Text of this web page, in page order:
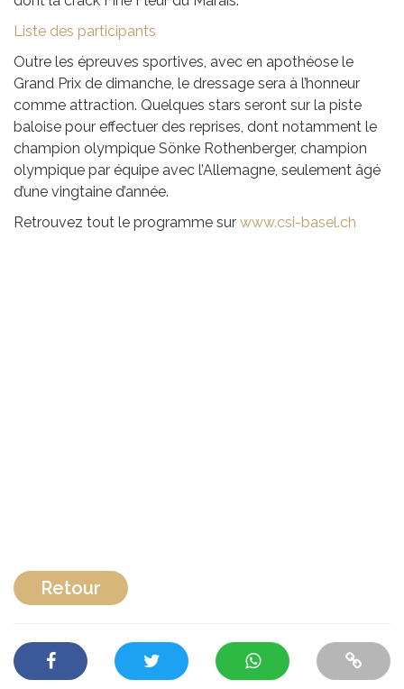
Liste des participants
Outre les épreuves sportives, avec en apothéose le
Grand Prix de dimanche, le dressage sera à l’honneur
comme attraction. Quelques stars seront sur la piste
baloise pour effectuer des reprises, dont notamment le
champion olympique Sönke Rothenberger, champion
olympique par équipe avec l’Allemagne, seulement âgé
d’une vingtaine d’année.
Retrouvez tout le programme sur www.csi-basel.ch
Retour